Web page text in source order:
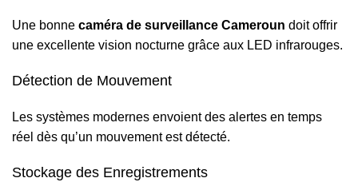
Une bonne caméra de surveillance Cameroun doit offrir
une excellente vision nocturne grâce aux LED infrarouges.
Détection de Mouvement
Les systèmes modernes envoient des alertes en temps
réel dès qu’un mouvement est détecté.
Stockage des Enregistrements